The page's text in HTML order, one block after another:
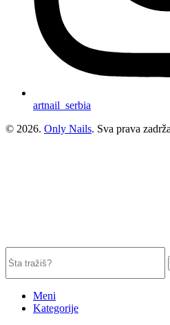
artnail_serbia
© 2026. Only Nails. Sva prava
Meni
Kategorije